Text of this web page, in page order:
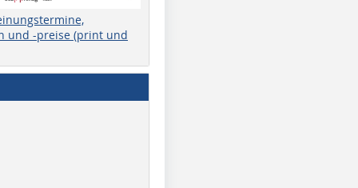
und -preise (print und